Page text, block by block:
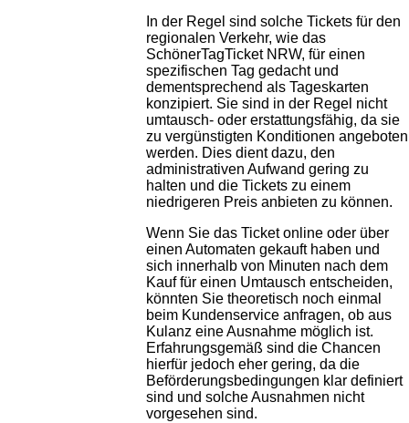
In der Regel sind solche Tickets für den
regionalen Verkehr, wie das
SchönerTagTicket NRW, für einen
spezifischen Tag gedacht und
dementsprechend als Tageskarten
konzipiert. Sie sind in der Regel nicht
umtausch- oder erstattungsfähig, da sie
zu vergünstigten Konditionen angeboten
werden. Dies dient dazu, den
administrativen Aufwand gering zu
halten und die Tickets zu einem
niedrigeren Preis anbieten zu können.
Wenn Sie das Ticket online oder über
einen Automaten gekauft haben und
sich innerhalb von Minuten nach dem
Kauf für einen Umtausch entscheiden,
könnten Sie theoretisch noch einmal
beim Kundenservice anfragen, ob aus
Kulanz eine Ausnahme möglich ist.
Erfahrungsgemäß sind die Chancen
hierfür jedoch eher gering, da die
Beförderungsbedingungen klar definiert
sind und solche Ausnahmen nicht
vorgesehen sind.